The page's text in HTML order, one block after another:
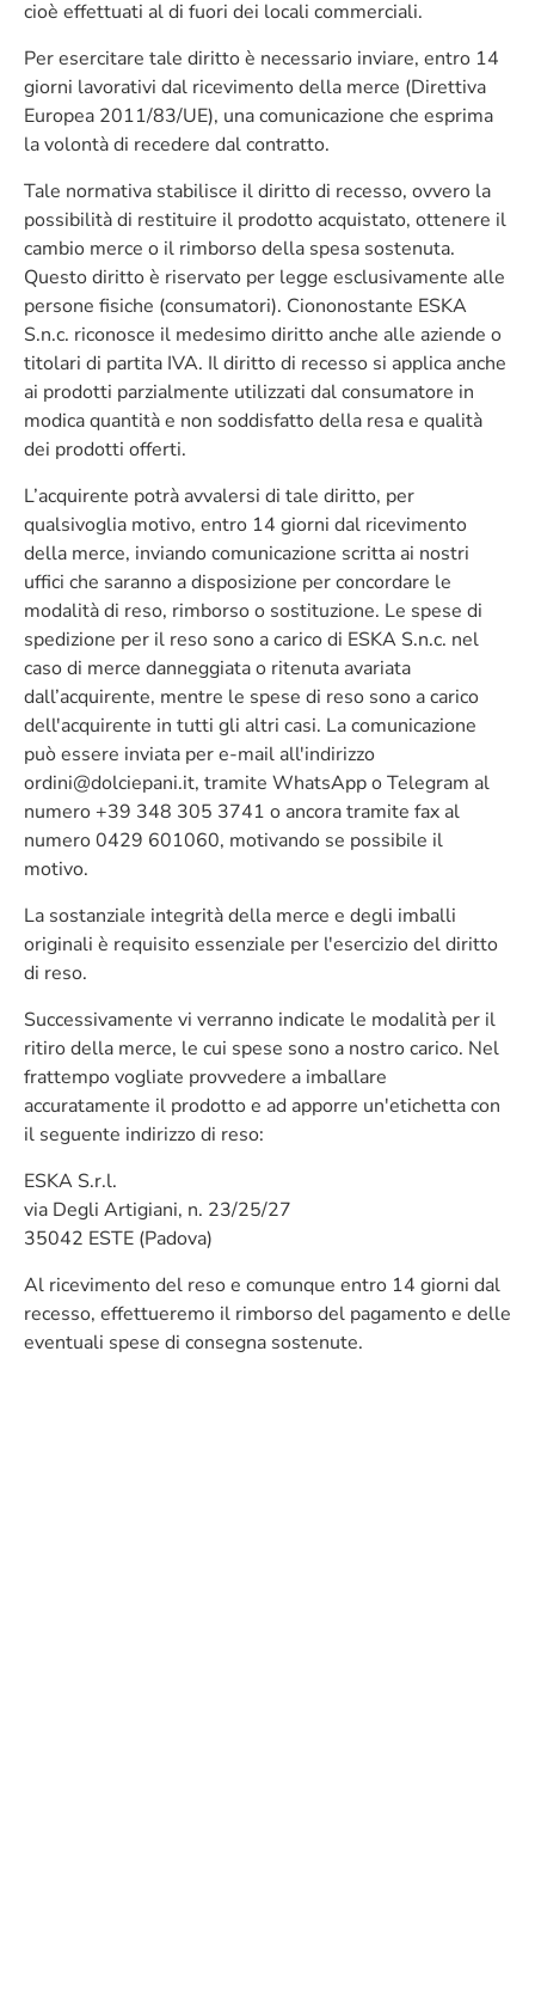
cioè effettuati al di fuori dei locali commerciali.
Per esercitare tale diritto è necessario inviare, entro 14
giorni lavorativi dal ricevimento della merce (Direttiva
Europea 2011/83/UE), una comunicazione che esprima
la volontà di recedere dal contratto.
Tale normativa stabilisce il diritto di recesso, ovvero la
possibilità di restituire il prodotto acquistato, ottenere il
cambio merce o il rimborso della spesa sostenuta.
Questo diritto è riservato per legge esclusivamente alle
persone fisiche (consumatori). Ciononostante ESKA
S.n.c. riconosce il medesimo diritto anche alle aziende o
titolari di partita IVA. Il diritto di recesso si applica anche
ai prodotti parzialmente utilizzati dal consumatore in
modica quantità e non soddisfatto della resa e qualità
dei prodotti offerti.
L’acquirente potrà avvalersi di tale diritto, per
qualsivoglia motivo, entro 14 giorni dal ricevimento
della merce, inviando comunicazione scritta ai nostri
uffici che saranno a disposizione per concordare le
modalità di reso, rimborso o sostituzione. Le spese di
spedizione per il reso sono a carico di ESKA S.n.c. nel
caso di merce danneggiata o ritenuta avariata
dall’acquirente, mentre le spese di reso sono a carico
dell'acquirente in tutti gli altri casi. La comunicazione
può essere inviata per e-mail all'indirizzo
ordini@dolciepani.it, tramite WhatsApp o Telegram al
numero +39 348 305 3741 o ancora tramite fax al
numero 0429 601060, motivando se possibile il
motivo.
La sostanziale integrità della merce e degli imballi
originali è requisito essenziale per l'esercizio del diritto
di reso.
Successivamente vi verranno indicate le modalità per il
ritiro della merce, le cui spese sono a nostro carico. Nel
frattempo vogliate provvedere a imballare
accuratamente il prodotto e ad apporre un'etichetta con
il seguente indirizzo di reso:
ESKA S.r.l.
via Degli Artigiani, n. 23/25/27
35042 ESTE (Padova)
Al ricevimento del reso e comunque entro 14 giorni dal
recesso, effettueremo il rimborso del pagamento e delle
eventuali spese di consegna sostenute.